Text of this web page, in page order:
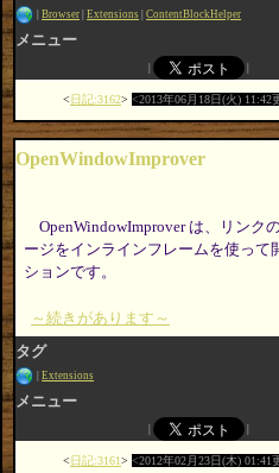
Browser Extensions ContentBlockHelper
メニュー
日記:3162 2013年06月18日(火) 11:42
OpenWindowImprover
OpenWindowImprover は、リンク
ージをインラインフレームを使って
ションです。
～続きがあります～
タグ
Extensions
メニュー
日記:3161 2012年02月23日(木) 01:41